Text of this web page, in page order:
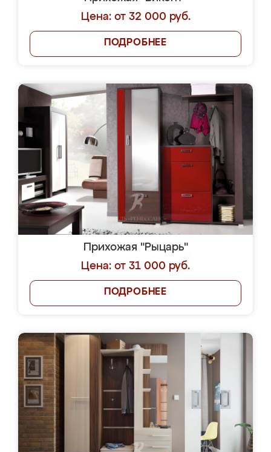
Цена: от 32 000 руб.
ПОДРОБНЕЕ
Прихожая "Рыцарь"
Цена: от 31 000 руб.
ПОДРОБНЕЕ